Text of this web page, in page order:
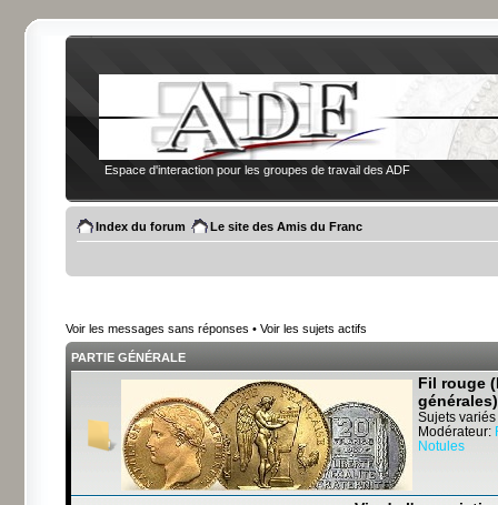
Espace d'interaction pour les groupes de travail des ADF
Index du forum Le site des Amis du Franc
Voir les messages sans réponses • Voir les sujets actifs
PARTIE GÉNÉRALE
Fil rouge
générales)
Sujets variés
Modérateur:
Notules